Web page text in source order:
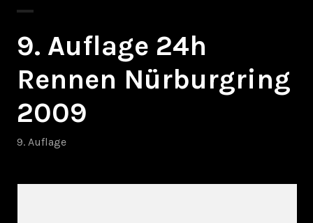
9. Auflage 24h
Rennen Nürburgring
2009
9. Auflage